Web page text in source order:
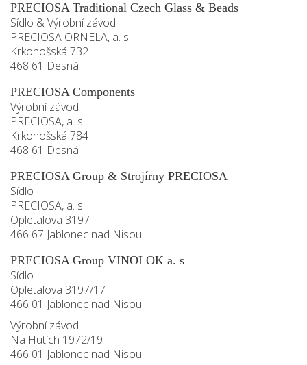
PRECIOSA Traditional Czech Glass & Beads
Sídlo & Výrobní závod
PRECIOSA ORNELA, a. s.
Krkonošská 732
468 61 Desná
PRECIOSA Components
Výrobní závod
PRECIOSA, a. s.
Krkonošská 784
468 61 Desná
PRECIOSA Group & Strojírny PRECIOSA
Sídlo
PRECIOSA, a. s.
Opletalova 3197
466 67 Jablonec nad Nisou
PRECIOSA Group VINOLOK a. s
Sídlo
Opletalova 3197/17
466 01 Jablonec nad Nisou
Výrobní závod
Na Hutích 1972/19
466 01 Jablonec nad Nisou